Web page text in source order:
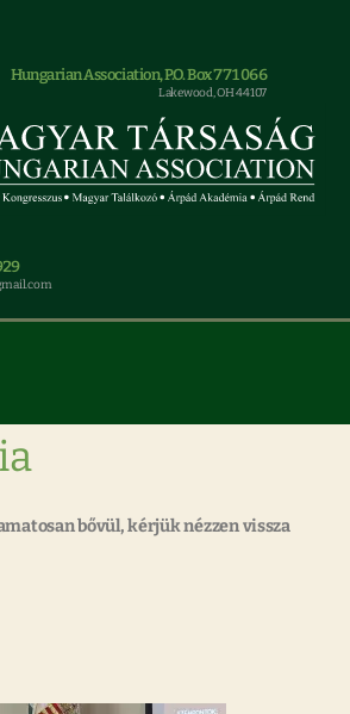
Hungarian Association, P.O. Box 771066
Lakewood, OH 44107
bővül, kérjük nézzen vissza